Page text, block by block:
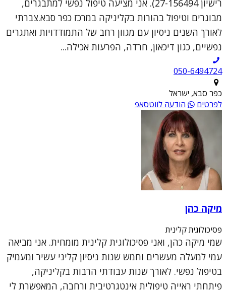
רישיון 27-156494). אני מציעה טיפול נפשי למתבגרים,
מבוגרים וטיפול בהורות בקליניקה במרכז כפר סבא.צברתי
לאורך השנים ניסיון עם מגוון רחב של התמודדויות ואתגרים
נפשיים, כגון דיכאון, חרדה, הפרעות אכילה...
050-6494724
כפר סבא, ישראל
לפרטים
הודעה לווטסאפ
מיקה כהן
פסיכולוגית קלינית
שמי מיקה כהן, ואני פסיכולוגית קלינית מומחית. אני מביאה
עמי למעלה מעשרים וחמש שנות ניסיון קליני עשיר ומעמיק
בטיפול נפשי. לאורך שנות עבודתי הרבות בקליניקה,
פיתחתי ראייה טיפולית אינטגרטיבית ורחבה, המאפשרת לי